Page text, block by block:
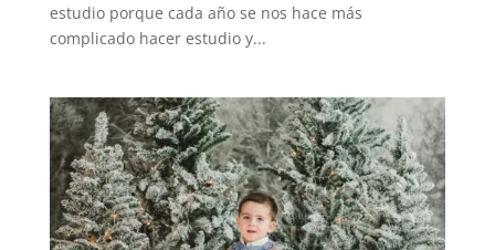
estudio porque cada año se nos hace más
complicado hacer estudio y...